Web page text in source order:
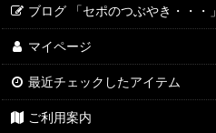
ブログ 「セポのつぶやき・・・」
マイページ
最近チェックしたアイテム
ご利用案内